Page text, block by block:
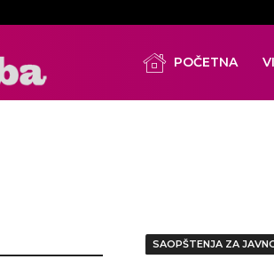
POČETNA
SAOPŠTENJA ZA